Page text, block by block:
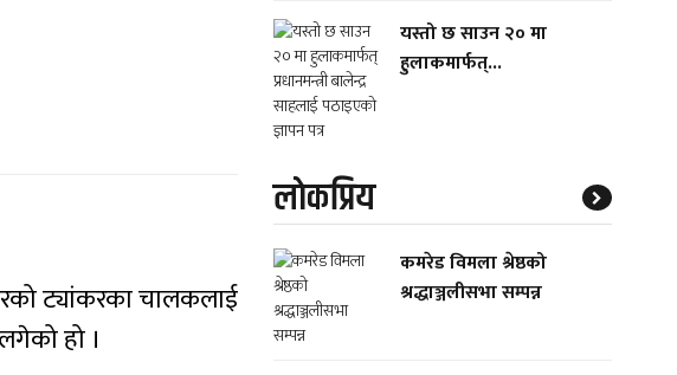
ट्यांकरका चालकलाई
हो ।
यस्तो छ साउन २० मा
हुलाकमार्फत्...
लाेकप्रिय
कमरेड विमला श्रेष्ठको
श्रद्धाञ्जलीसभा सम्पन्न